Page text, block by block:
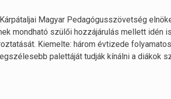
Magyar Pedagógusszövetség
mondható szülői hozzájárulás mellett
Kiemelte: három évtizede
palettáját tudják kínálni a diákok